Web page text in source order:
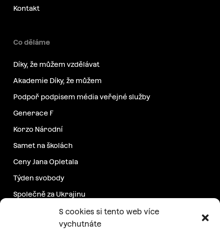
S cookies si tento web více
vychutnáte
Kontakt
Co děláme
Díky, že můžem vzdělávat
Akademie Díky, že můžem
Podpoř podpisem média veřejné služby
Generace F
Korzo Národní
Samet na školách
Ceny Jana Opletala
Týden svobody
Společně za Ukrajinu
Další projekty